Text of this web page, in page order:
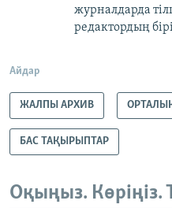
журналдарда
редактордың
Айдар
ЖАЛПЫ АРХИВ
БАС ТАҚЫРЫПТАР
Оқыңыз.